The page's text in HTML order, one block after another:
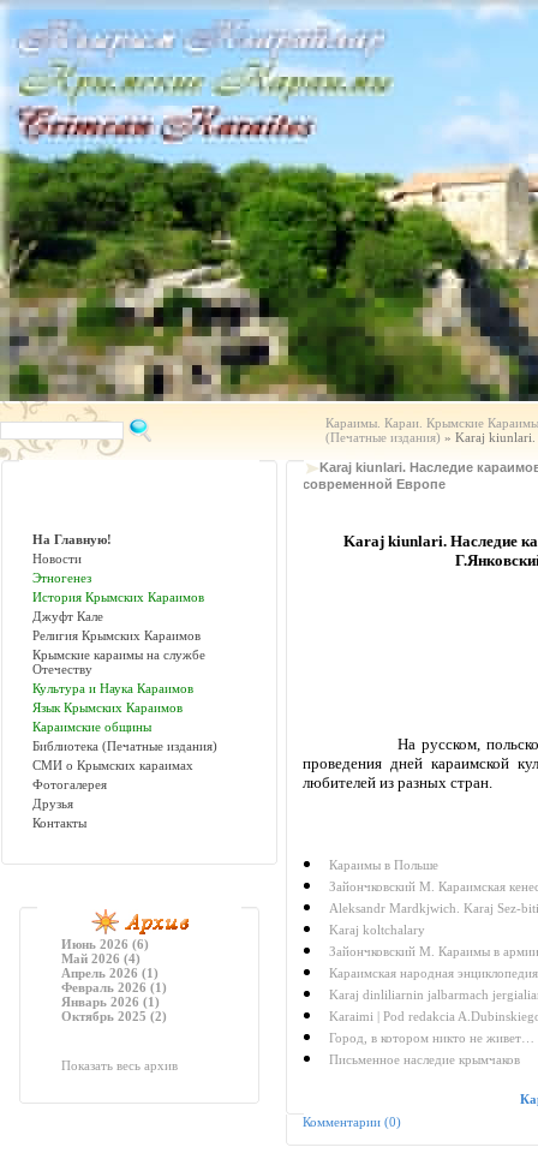
Караимы. Караи. Крымские
(Печатные издания) » Karaj kiunlari.
На Главную!
Новости
Этногенез
История Крымских Караимов
Джуфт Кале
Религия Крымских Караимов
Крымские караимы на службе
Отечеству
Культура и Наука Караимов
Язык Крымских Караимов
Караимские общины
Библиотека (Печатные издания)
СМИ о Крымских караимах
Фотогалерея
Друзья
Контакты
Июнь 2026 (6)
Май 2026 (4)
Апрель 2026 (1)
Февраль 2026 (1)
Январь 2026 (1)
Октябрь 2025 (2)
Показать весь архив
Karaj kiunlari. Наследие
современной Европе
Karaj kiunlari. Наследие
На русском,
проведения дней караимской
любителей из разных стран.
Караимы в Польше
Зайончковский М. Караимская
Aleksandr Mardkjwich. Karaj Sez-
Karaj koltchalary
Зайончковский М. Караимы в
Караимская народная
Karaj dinliliarnin jalbarmach
Karaimi | Pod redakcia
Город, в котором никто не живет…
Письменное наследие крымчаков
Комментарии (0)